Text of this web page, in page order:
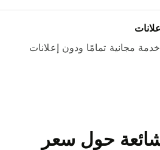
مجانية تمامًا ودون إعلانات
حول سعر